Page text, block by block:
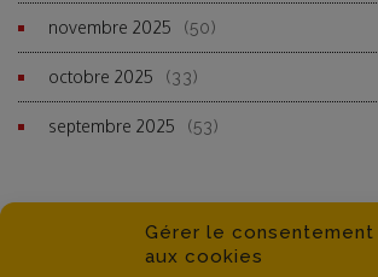
Gérer le consentement
aux cookies
novembre 2025 (50)
octobre 2025 (33)
septembre 2025 (53)